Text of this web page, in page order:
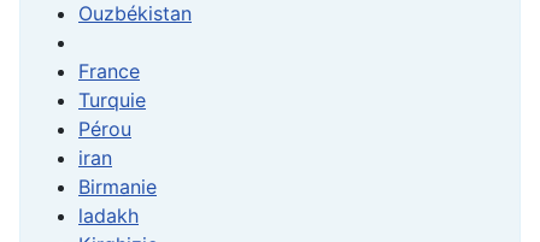
Ouzbékistan
France
Turquie
Pérou
iran
Birmanie
ladakh